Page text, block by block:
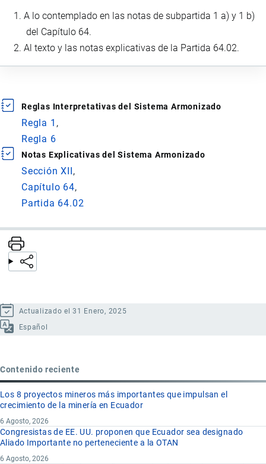
A lo contemplado en las notas de subpartida 1 a) y 1 b)
del Capítulo 64.
Al texto y las notas explicativas de la Partida 64.02.
Reglas Interpretativas del Sistema Armonizado
Regla 1
Regla 6
Notas Explicativas del Sistema Armonizado
Sección XII
Capítulo 64
Partida 64.02
Actualizado el 31 Enero, 2025
Español
Contenido reciente
Los 8 proyectos mineros más importantes que impulsan el
crecimiento de la minería en Ecuador
6 Agosto, 2026
Congresistas de EE. UU. proponen que Ecuador sea designado
Aliado Importante no perteneciente a la OTAN
6 Agosto, 2026